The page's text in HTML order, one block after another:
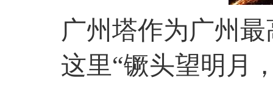
广州塔作为广州
这里“镢头望明月